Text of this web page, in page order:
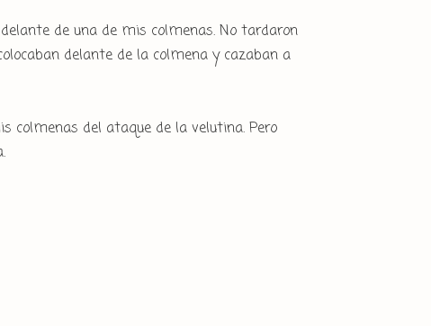
de una de mis colmenas. No tardaron
delante de la colmena y cazaban a
del ataque de la velutina. Pero